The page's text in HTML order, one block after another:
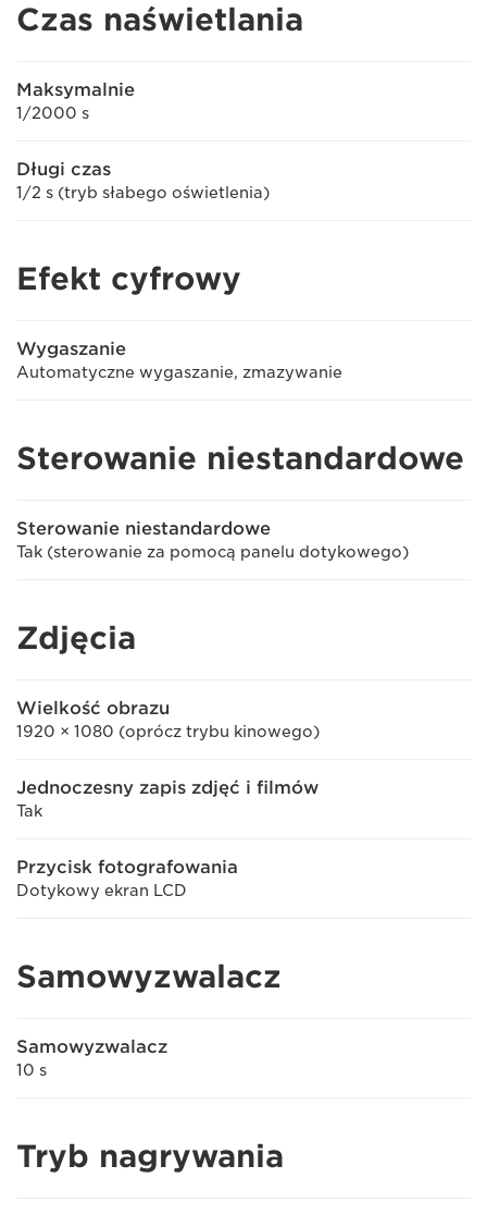
Czas naświetlania
Maksymalnie
1/2000 s
Długi czas
1/2 s (tryb słabego oświetlenia)
Efekt cyfrowy
Wygaszanie
Automatyczne wygaszanie, zmazywanie
Sterowanie niestandardowe
Sterowanie niestandardowe
Tak (sterowanie za pomocą panelu dotykowego)
Zdjęcia
Wielkość obrazu
1920 × 1080 (oprócz trybu kinowego)
Jednoczesny zapis zdjęć i filmów
Tak
Przycisk fotografowania
Dotykowy ekran LCD
Samowyzwalacz
Samowyzwalacz
10 s
Tryb nagrywania